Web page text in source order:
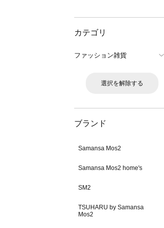
カテゴリ
ファッション雑貨
選択を解除する
ブランド
Samansa Mos2
Samansa Mos2 home's
SM2
TSUHARU by Samansa
Mos2